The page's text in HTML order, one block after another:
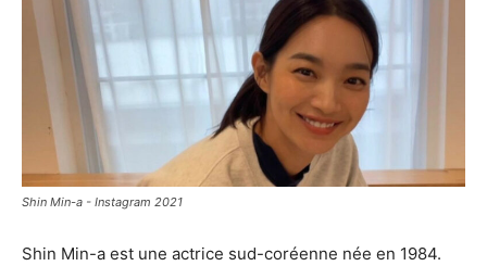
Shin Min-a - Instagram 2021
Shin Min-a est une actrice sud-coréenne née en 1984.